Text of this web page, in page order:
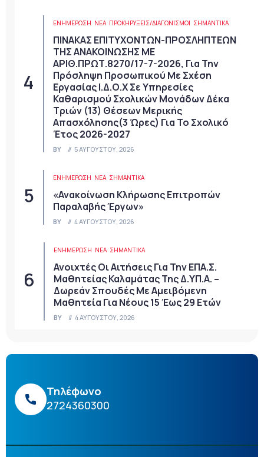
ΕΝΗΜΕΡΩΣΗ ΝΈΑ ΠΡΟΚΗΡΎΞΕΙΣ/ΔΙΑΓΩΝΙΣΜΟΊ ΣΗΜΑΝΤΙΚΆ
ΠΙΝΑΚΑΣ ΕΠΙΤΥΧΟΝΤΩΝ-ΠΡΟΣΛΗΠΤΕΩΝ
ΤΗΣ ΑΝΑΚΟΙΝΩΣΗΣ ΜΕ
ΑΡΙΘ.ΠΡΩΤ.8270/17-7-2026, Για Την
Πρόσληψη Προσωπικού Με Σχέση
Εργασίας Ι.Δ.Ο.Χ Σε Υπηρεσίες
Καθαρισμού Σχολικών Μονάδων Δέκα
Τριών (13) Θέσεων Μερικής
Απασχόλησης(3 Ώρες) Για Το Σχολικό
Έτος 2026-2027
BY 5 ΑΥΓΟΎΣΤΟΥ, 2026
ΕΝΗΜΕΡΩΣΗ ΝΈΑ ΣΗΜΑΝΤΙΚΆ
«Ανακοίνωση Κλήρωσης Επιτροπών
Παραλαβής Έργων»
BY 4 ΑΥΓΟΎΣΤΟΥ, 2026
ΕΝΗΜΕΡΩΣΗ ΝΈΑ ΣΗΜΑΝΤΙΚΆ
Ανοιχτές Οι Αιτήσεις Για Την ΕΠΑ.Σ.
Μαθητείας Καλαμάτας Της Δ.ΥΠ.Α. –
Δωρεάν Σπουδές Με Αμειβόμενη
Μαθητεία Για Νέους 15 Έως 29 Ετών
BY 4 ΑΥΓΟΎΣΤΟΥ, 2026
Τηλέφωνο
2724360300